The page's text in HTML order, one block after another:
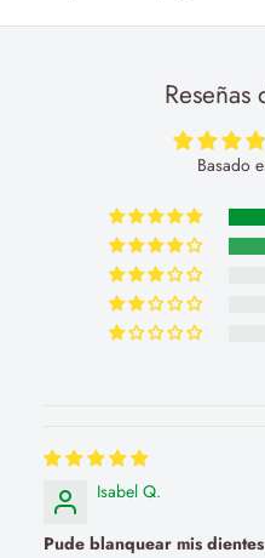
Reseñas
Basado
Isabel Q.
Pude blanquear mis dientes